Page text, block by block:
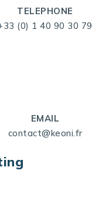
TELEPHONE
(0) 1 40 90 30 79
EMAIL
contact@keoni.fr